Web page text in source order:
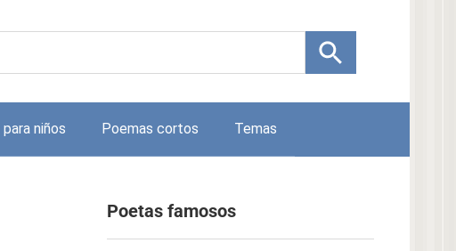
niños Poemas cortos Temas
Poetas famosos